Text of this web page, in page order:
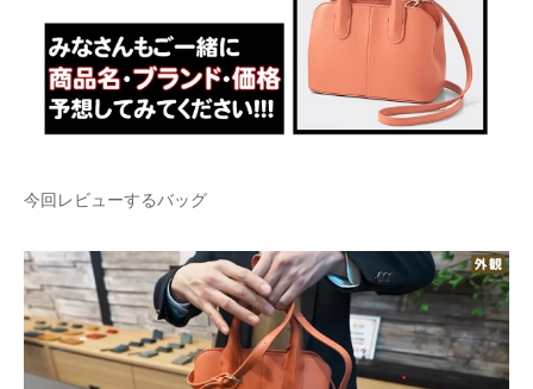
今回レビューするバッグ